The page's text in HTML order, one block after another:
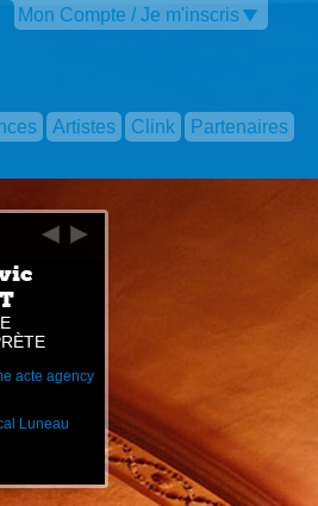
Mon Compte / Je m'inscris
Artistes Clink Partenaires
acte agency
Luneau